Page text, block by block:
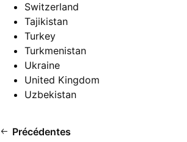
Switzerland
Tajikistan
Turkey
Turkmenistan
Ukraine
United Kingdom
Uzbekistan
Précédentes